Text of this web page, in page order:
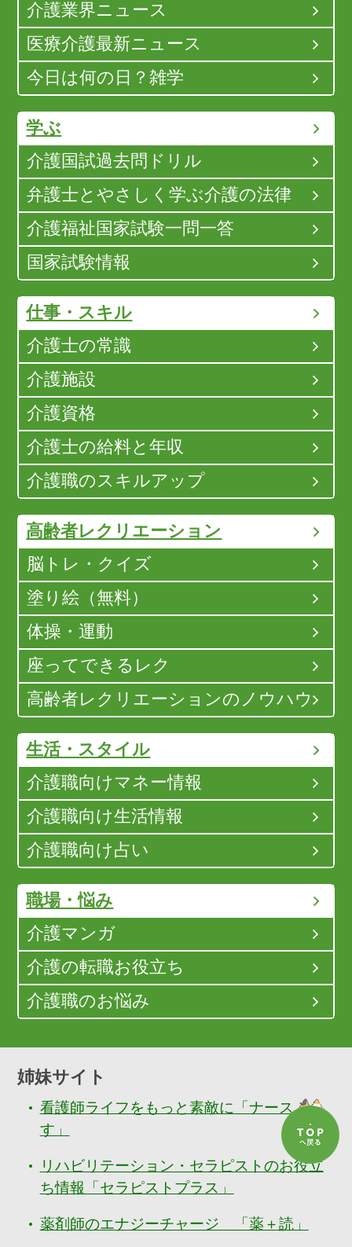
介護業界ニュース
医療介護最新ニュース
今日は何の日？雑学
学ぶ
介護国試過去問ドリル
弁護士とやさしく学ぶ介護の法律
介護福祉国家試験一問一答
国家試験情報
仕事・スキル
介護士の常識
介護施設
介護資格
介護士の給料と年収
介護職のスキルアップ
高齢者レクリエーション
脳トレ・クイズ
塗り絵（無料）
体操・運動
座ってできるレク
高齢者レクリエーションのノウハウ
生活・スタイル
介護職向けマネー情報
介護職向け生活情報
介護職向け占い
職場・悩み
介護マンガ
介護の転職お役立ち
介護職のお悩み
姉妹サイト
看護師ライフをもっと素敵に「ナースぷら
す」
リハビリテーション・セラピストのお役立
ち情報「セラピストプラス」
薬剤師のエナジーチャージ 「薬＋読」